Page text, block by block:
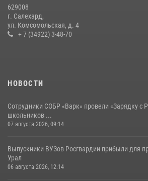
20 июля 2026, 09:03
629008
г. Салехард,
ул. Комсомольская, д. 4
+ 7 (34922) 3-48-70
НОВОСТИ
Сотрудники СОБР «Варк» провели «Зарядку с
школьников ...
07 августа 2026, 09:14
Выпускники ВУЗов Росгвардии прибыли для
Урал
06 августа 2026, 12:14